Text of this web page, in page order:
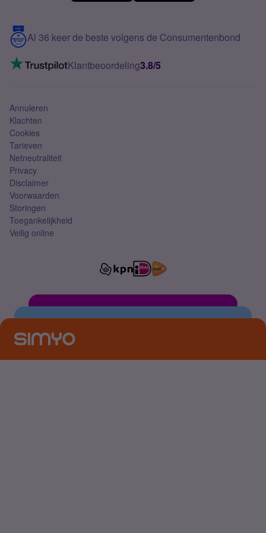
5G internet
Mobiel internet
Mobiel abonnement
Contact
VoLTE 4G bellen
Al 36 keer de beste volgens de Consumentenbond
Klantbeoordeling3.8/5
Annuleren
Klachten
Cookies
Tarieven
Netneutraliteit
Privacy
Disclaimer
Voorwaarden
Storingen
Toegankelijkheid
Veilig online